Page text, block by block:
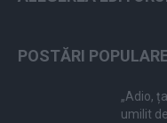
POSTĂRI
„Adio,
umilit